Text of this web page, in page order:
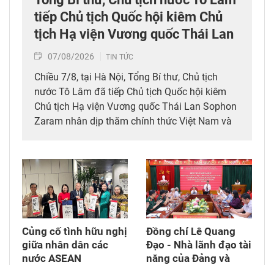
tiếp Chủ tịch Quốc hội kiêm Chủ
tịch Hạ viện Vương quốc Thái Lan
07/08/2026 TIN TỨC
Chiều 7/8, tại Hà Nội, Tổng Bí thư, Chủ tịch
nước Tô Lâm đã tiếp Chủ tịch Quốc hội kiêm
Chủ tịch Hạ viện Vương quốc Thái Lan Sophon
Zaram nhân dịp thăm chính thức Việt Nam và
(6/8/1976 – 6/8/2026).
Củng cố tình hữu nghị
giữa nhân dân các
nước ASEAN
Đồng chí Lê Quang
Đạo - Nhà lãnh đạo tài
năng của Đảng và